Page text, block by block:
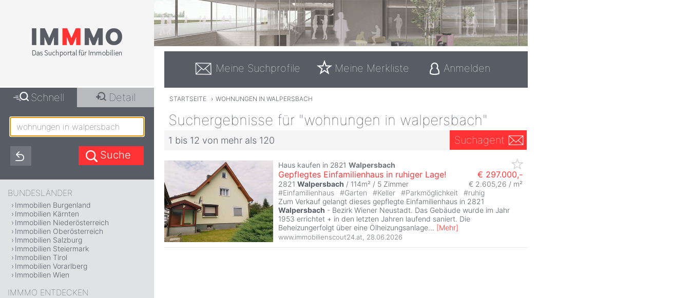
Meine Suchprofile Meine Merkliste Anmelden
STARTSEITE › WOHNUNGEN IN WALPERSBACH
Suchergebnisse für "wohnungen in walpersbach"
1 bis 12 von mehr als 120 Suchagent
Haus kaufen in 2821 Walpersbach
Gepflegtes Einfamilienhaus in ruhiger Lage! € 297.000,-
2821 Walpersbach / 114m² / 5 Zimmer
€ 2.605,26 / m²
#Einfamilienhaus #Garten #Keller #Parkmöglichkeit #ruhig
Zum Verkauf gelangt dieses gepflegte Einfamilienhaus in 2821
Walpersbach - Bezirk Wiener Neustadt. Das Gebäude wurde im Jahr
1953 errichtet + in den letzten Jahren laufend saniert. Die
Beheizungerfolgt über eine Ölheizungsanlage... [Mehr]
www.immobilienscout24.at 28.06.2026
Schnell Detail
BUNDESLÄNDER
Immobilien Burgenland
Immobilien Kärnten
Immobilien Niederösterreich
Immobilien Oberösterreich
Immobilien Salzburg
Immobilien Steiermark
Immobilien Tirol
Immobilien Vorarlberg
Immobilien Wien
IMMMO ENTDECKEN